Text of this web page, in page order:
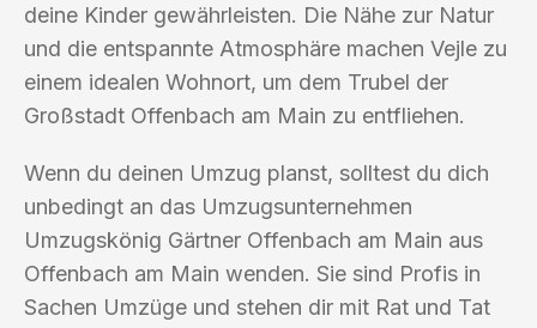
deine Kinder gewährleisten. Die Nähe zur Natur
und die entspannte Atmosphäre machen Vejle zu
einem idealen Wohnort, um dem Trubel der
Großstadt Offenbach am Main zu entfliehen.
Wenn du deinen Umzug planst, solltest du dich
unbedingt an das Umzugsunternehmen
Umzugskönig Gärtner Offenbach am Main aus
Offenbach am Main wenden. Sie sind Profis in
Sachen Umzüge und stehen dir mit Rat und Tat